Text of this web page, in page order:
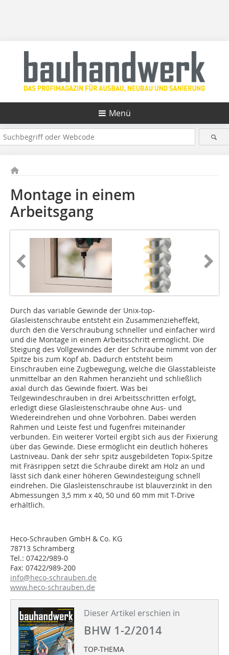
Menü
Montage in einem
Arbeitsgang
Durch das variable Gewinde der Unix-top-
Glasleistenschraube entsteht ein Zusammenzieheffekt,
durch den die Verschraubung schneller und einfacher wird
und die Montage in einem Arbeitsschritt ermöglicht. Die
Steigung des Vollgewindes der der Schraube nimmt von der
Spitze bis zum Kopf ab. Dadurch entsteht beim
Einschrauben eine Zugbewegung, welche die Glasstableiste
unmittelbar an den Rahmen heranzieht und schließlich
axial durch das Gewinde fixiert. Was bei
Teilgewindeschrauben in drei Arbeitsschritten erfolgt,
erledigt diese Glasleistenschraube ohne Aus- und
Wiedereindrehen und ohne Vorbohren. Dabei werden
Rahmen und Leiste fest und fugenfrei miteinander
verbunden. Ein weiterer Vorteil ergibt sich aus der Fixierung
über das Gewinde. Diese ermöglicht ein deutlich höheres
Lastniveau. Dank der sehr spitz ausgebildeten Topix-Spitze
mit Fräsrippen setzt die Schraube direkt am Holz an und
lässt sich dank einer höheren Gewindesteigung schnell
eindrehen. Die Glasleistenschraube ist blauverzinkt in den
Abmessungen 3,5 mm x 40, 50 und 60 mm mit T-Drive
erhältlich.
Heco-Schrauben GmbH & Co. KG
78713 Schramberg
Tel.: 07422/989-0
Fax: 07422/989-200
info@heco-schrauben.de
www.heco-schrauben.de
Dieser Artikel erschien in
BHW 1-2/2014
TOP-THEMA